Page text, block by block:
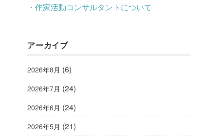
・作家活動コンサルタントについて
アーカイブ
2026年8月 (6)
2026年7月 (24)
2026年6月 (24)
2026年5月 (21)